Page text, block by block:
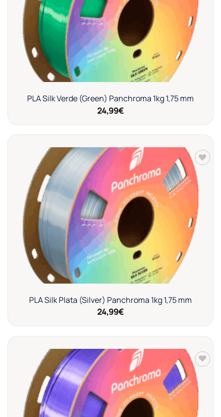
PLA Silk Verde (Green) Panchroma 1kg 1,75 mm
24,99€
Añadir
a la
lista de
deseos
PLA Silk Plata (Silver) Panchroma 1kg 1,75 mm
24,99€
Añadir
a la
lista de
deseos